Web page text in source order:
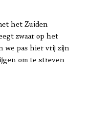
het Zuiden
zwaar op het
we pas hier vrij zijn
om te streven